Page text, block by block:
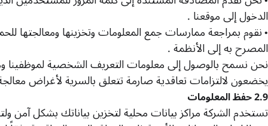
الدخول إلى موقعنا.
•نقوم بمراجعة ممارسات جمع المعلومات وتخزينها ومعالجتها
المصرح به إلى الأنظمة.
نحن نسمح بالوصول إلى معلومات التعريف الشخصية لموظفينا
يخضعون لالتزامات تعاقدية صارمة تتعلق بالسرية لأغراض
2.9حفظ المعلومات
تستخدم الشركة مراكز بيانات محلية لتخزين بياناتك بشكل آمن